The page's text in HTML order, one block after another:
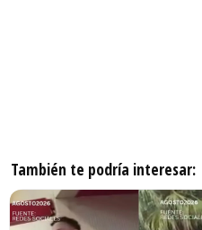
También te podría interesar: